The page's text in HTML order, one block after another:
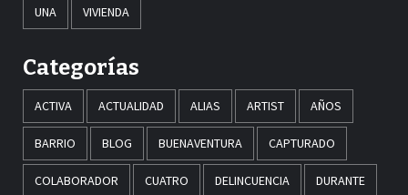
UNA VIVIENDA
Categorías
ACTIVA ACTUALIDAD ALIAS ARTIST AÑOS
BARRIO BLOG BUENAVENTURA CAPTURADO
COLABORADOR CUATRO DELINCUENCIA DURANTE